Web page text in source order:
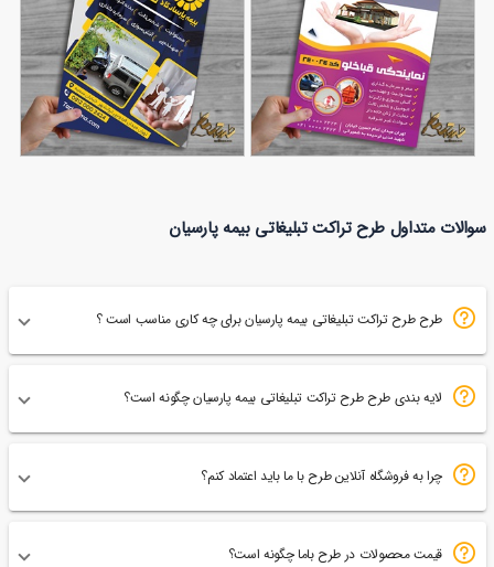
ایران
42
82
سوالات متداول طرح تراکت تبلیغاتی بیمه پارسیان
طرح طرح تراکت تبلیغاتی بیمه پارسیان برای چه کاری مناسب است ؟
لایه بندی طرح طرح تراکت تبلیغاتی بیمه پارسیان چگونه است؟
چرا به فروشگاه آنلاین طرح با ما باید اعتماد کنم؟
قیمت محصولات در طرح باما چگونه است؟